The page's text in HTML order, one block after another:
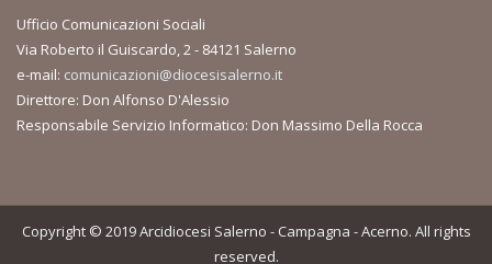
Ufficio Comunicazioni Sociali
Via Roberto il Guiscardo, 2 - 84121 Salerno
e-mail: comunicazioni@diocesisalerno.it
Direttore: Don Alfonso D'Alessio
Responsabile Servizio Informatico: Don Massimo Della Rocca
Copyright © 2019 Arcidiocesi Salerno - Campagna - Acerno. All rights
reserved.